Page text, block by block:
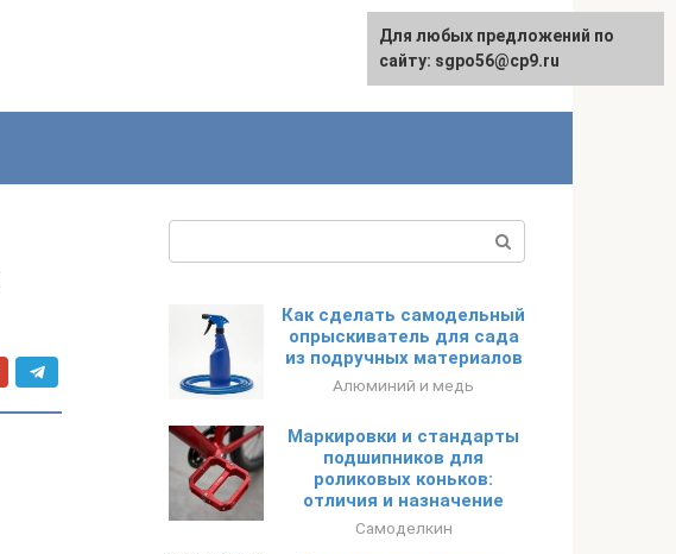
English
Как сделать самодельный
опрыскиватель для сада
из подручных материалов
Алюминий и медь
Маркировки и стандарты
подшипников для
роликовых коньков:
отличия и назначение
Самоделкин
Для любых предложений по
сайту: sgpo56@cp9.ru